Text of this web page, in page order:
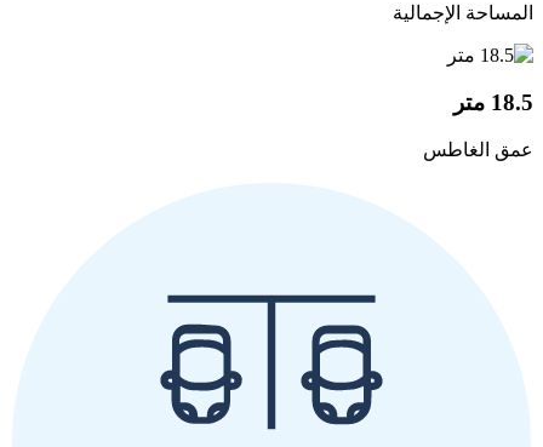
المساحة الإجمالية
18.5 متر
عمق الغاطس